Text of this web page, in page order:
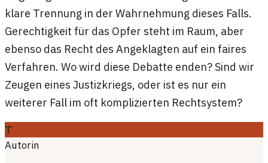
klare Trennung in der Wahrnehmung dieses Falls.
Gerechtigkeit für das Opfer steht im Raum, aber
ebenso das Recht des Angeklagten auf ein faires
Verfahren. Wo wird diese Debatte enden? Sind wir
Zeugen eines Justizkriegs, oder ist es nur ein
weiterer Fall im oft komplizierten Rechtsystem?
T
Autorin